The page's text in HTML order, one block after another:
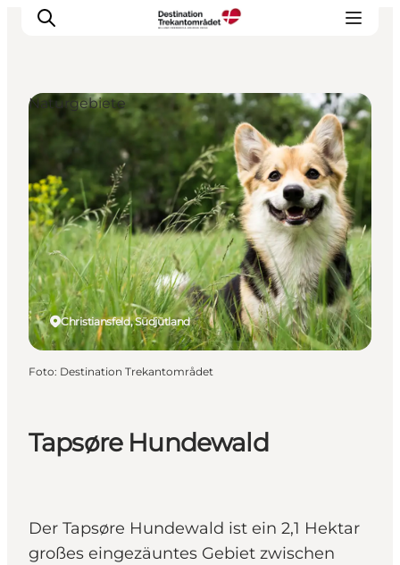
LEGOLAND® Billund Resort
Städte
Erlebnisse
Unterkünfte
Reiseplanung
Tickets
Tapsøre Hundewald
Der Tapsøre Hundewald ist ein 2,1 Hektar
großes eingezäuntes Gebiet zwischen
Christiansfeld, Südjütland
Naturgebiete
Foto: Destination Trekantområdet